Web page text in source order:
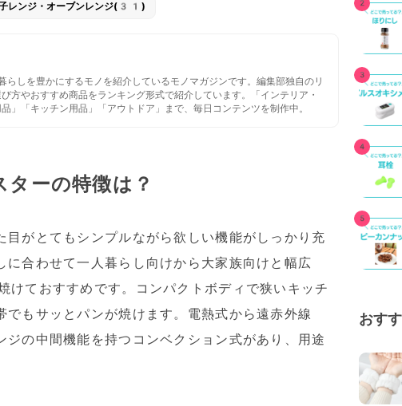
レンジ・オーブンレンジ(31)
しを豊かにするモノを紹介しているモノマガジンです。編集部独自のリ
方やおすすめ商品をランキング形式で紹介しています。「インテリア・
」「キッチン用品」「アウトドア」まで、毎日コンテンツを制作中。
ーの特徴は？
がとてもシンプルながら欲しい機能がしっかり充
合わせて一人暮らし向けから大家族向けと幅広
ておすすめです。コンパクトボディで狭いキッチ
もサッとパンが焼けます。電熱式から遠赤外線
の中間機能を持つコンベクション式があり、用途
おす